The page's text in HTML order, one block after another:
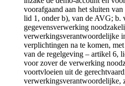
voorafgaand aan het sluiten
lid 1, onder b), van de AVG; b.
gegevensverwerking
verwerkingsverantwoordelijke
verplichtingen na te komen,
van de regelgeving – artikel 6,
voor zover de verwerking
voortvloeien uit de
verwerkingsverantwoordelijke,